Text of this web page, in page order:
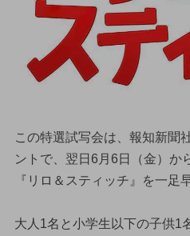
この特選試写会は、報知新聞
ントで、翌日6月6日（金）か
『リロ＆スティッチ』を一足
大人1名と小学生以下の子供1